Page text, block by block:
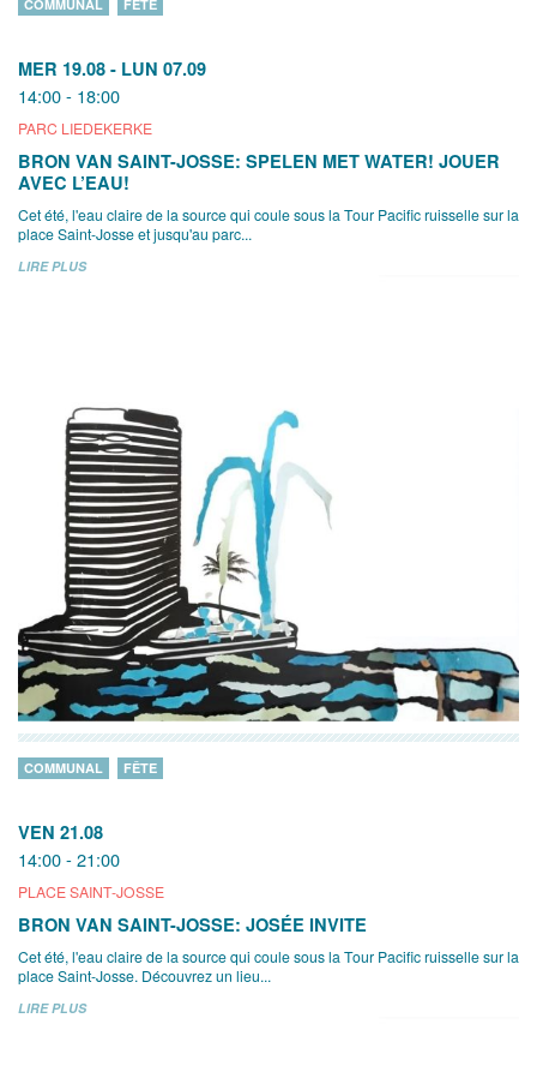
MER 19.08 - LUN 07.09
14:00 - 18:00
PARC LIEDEKERKE
COMMUNAL FÊTE
BRON VAN SAINT-JOSSE: SPELEN MET WATER! JOUER
AVEC L’EAU!
Cet été, l'eau claire de la source qui coule sous la Tour Pacific ruisselle sur la
place Saint-Josse et jusqu'au parc...
LIRE PLUS
VEN 21.08
14:00 - 21:00
PLACE SAINT-JOSSE
COMMUNAL FÊTE
BRON VAN SAINT-JOSSE: JOSÉE INVITE
Cet été, l'eau claire de la source qui coule sous la Tour Pacific ruisselle sur la
place Saint-Josse. Découvrez un lieu...
LIRE PLUS